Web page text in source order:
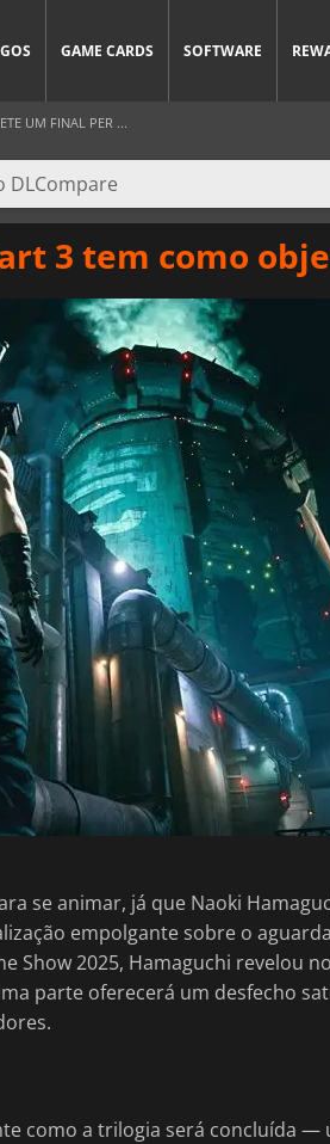
GAME CARDS SOFTWARE
UM FINAL PER ...
3 tem como
se animar, já que Naoki
empolgante sobre o
Show 2025, Hamaguchi revelou
parte oferecerá um desfecho
como a trilogia será concluída —